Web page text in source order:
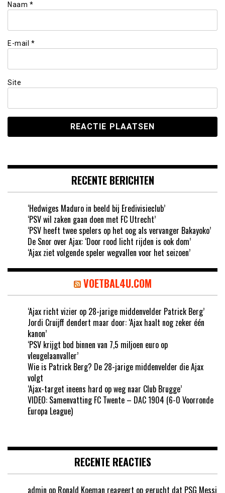
Naam *
E-mail *
Site
RECENTE BERICHTEN
‘Hedwiges Maduro in beeld bij Eredivisieclub’
‘PSV wil zaken gaan doen met FC Utrecht’
‘PSV heeft twee spelers op het oog als vervanger Bakayoko’
De Snor over Ajax: ‘Door rood licht rijden is ook dom’
‘Ajax ziet volgende speler wegvallen voor het seizoen’
VOETBAL4U.COM
‘Ajax richt vizier op 28-jarige middenvelder Patrick Berg’
Jordi Cruijff dendert maar door: ‘Ajax haalt nog zeker één
kanon’
‘PSV krijgt bod binnen van 7,5 miljoen euro op
vleugelaanvaller’
Wie is Patrick Berg? De 28-jarige middenvelder die Ajax
volgt
‘Ajax-target ineens hard op weg naar Club Brugge’
VIDEO: Samenvatting FC Twente – DAC 1904 (6-0 Voorronde
Europa League)
RECENTE REACTIES
admin op Ronald Koeman reageert op gerucht dat PSG Messi